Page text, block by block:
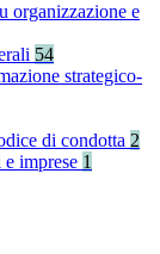
organizzazione e
54
strategico-
di condotta 2
imprese 1